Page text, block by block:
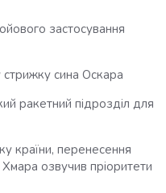
застосування
сина Оскара
ракетний підрозділ для
країни, перенесення
Хмара озвучив пріоритети